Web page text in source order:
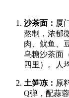
沙茶面： 厦
熬制，浓郁
肉、鱿鱼、
乌糖沙茶面
四里）。人
土笋冻： 原
Q弹，配蒜